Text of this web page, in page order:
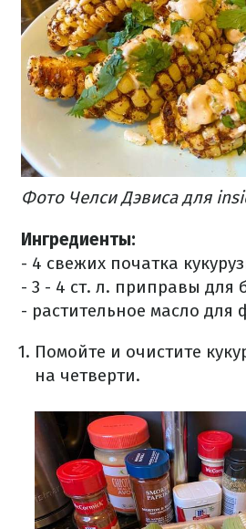
Фото Челси Дэвиса для
Ингредиенты:
- 4 свежих початка
- 3 - 4 ст. л. приправы для
- растительное масло для
Помойте и очистите
на четверти.